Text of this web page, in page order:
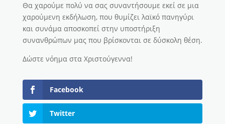
Θα χαρούμε πολύ να σας συναντήσουμε εκεί σε μια
χαρούμενη εκδήλωση, που θυμίζει λαϊκό πανηγύρι
και συνάμα αποσκοπεί στην υποστήριξη
συνανθρώπων μας που βρίσκονται σε δύσκολη θέση.
Δώστε νόημα στα Χριστούγεννα!
Facebook
Twitter